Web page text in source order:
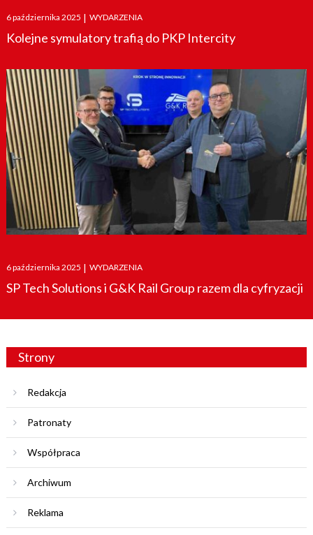
Posted
on
6 października 2025 | WYDARZENIA
Kolejne symulatory trafią do PKP Intercity
Posted
on
6 października 2025 | WYDARZENIA
SP Tech Solutions i G&K Rail Group razem dla cyfryzacji
Strony
Redakcja
Patronaty
Współpraca
Archiwum
Reklama